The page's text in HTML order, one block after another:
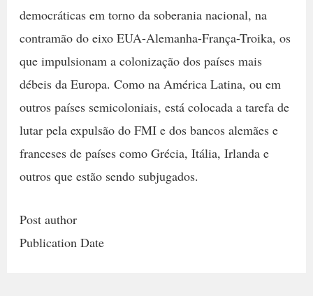
democráticas em torno da soberania nacional, na
contramão do eixo EUA-Alemanha-França-Troika, os
que impulsionam a colonização dos países mais
débeis da Europa. Como na América Latina, ou em
outros países semicoloniais, está colocada a tarefa de
lutar pela expulsão do FMI e dos bancos alemães e
franceses de países como Grécia, Itália, Irlanda e
outros que estão sendo subjugados.
Post author
Publication Date